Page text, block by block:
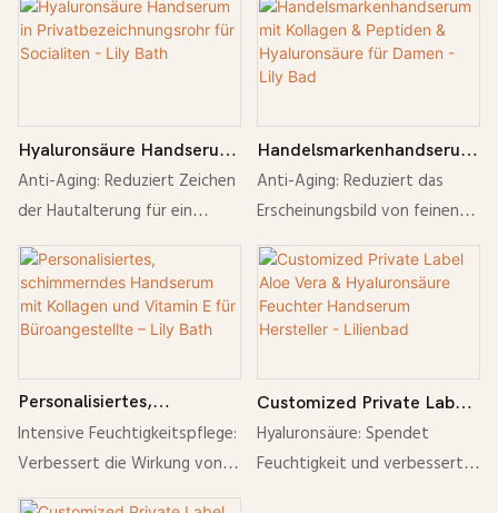
Regeneration: Spendet
wohltuende Pflege und
Linderung für empfindliche
ml
Formel. Mit natürlichem
Fichtenextrakt. Verbessert die
alle Hauttypen geeignet.
Bath
Reich an Kollagen und
Peptiden für geschmeidige
Haut. Natürliche Regeneration:
und -heilung. Spendet
Feuchtigkeit: Hinterlässt ein
glattes und gepflegtes
und hinterlässt keine
Rückstände.
Hyaluronsäure Handserum
in Privatbezeichnungsrohr
für Socialiten - Lily Bath
Anti-Aging: Reduziert Zeichen
der Hautalterung für ein
jugendliches Aussehen.
Pflegend: Reich an
Hyaluronsäure für intensive
Feuchtigkeitsversorgung.
hinterlässt kein fettiges
Gefühl. Spendet Feuchtigkeit:
Macht die Haut geschmeidig
Handelsmarkenhandserum
mit Kollagen & Peptiden &
Hyaluronsäure für Damen -
Anti-Aging: Reduziert das
Erscheinungsbild von feinen
Linien und Fältchen. Pflegend:
Reich an Kollagen und
Peptiden für zarte Haut.
Natürliche Regeneration:
und -heilung. Spendet
Feuchtigkeit: Sorgt für
geschmeidige und gepflegte
Personalisiertes,
schimmerndes Handserum
mit Kollagen und Vitamin
Intensive Feuchtigkeitspflege:
Verbessert die Wirkung von
Handcremes bei trockener
Customized Private Label
Aloe Vera & Hyaluronsäure
Feuchter Handserum
Hyaluronsäure: Spendet
Feuchtigkeit und verbessert